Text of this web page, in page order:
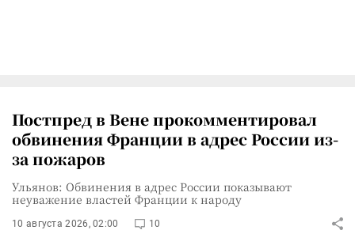
Постпред в Вене прокомментировал
обвинения Франции в адрес России из-
за пожаров
Ульянов: Обвинения в адрес России показывают
неуважение властей Франции к народу
10 августа 2026, 02:00 10